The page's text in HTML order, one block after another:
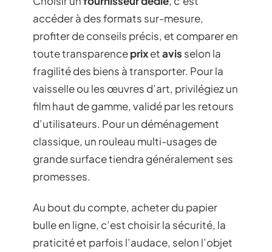
accéder à des formats sur-mesure,
profiter de conseils précis, et comparer en
toute transparenceprixetavis selon la
fragilité des biens à transporter. Pour la
vaisselle ou les œuvres d’art, privilégiez un
film haut de gamme, validé par les retours
d’utilisateurs. Pour un déménagement
classique, un rouleau multi-usages de
grande surface tiendra généralement ses
promesses.
Au bout du compte, acheter du papier
bulle en ligne, c’est choisir la sécurité, la
praticité et parfois l’audace, selon l’objet